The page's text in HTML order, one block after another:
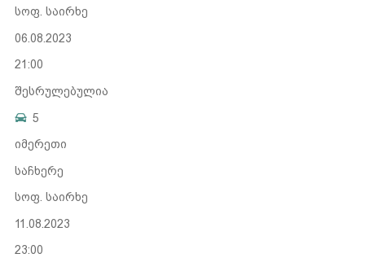
სოფ. საირხე
06.08.2023
21:00
შესრულებულია
5
იმერეთი
საჩხერე
სოფ. საირხე
11.08.2023
23:00